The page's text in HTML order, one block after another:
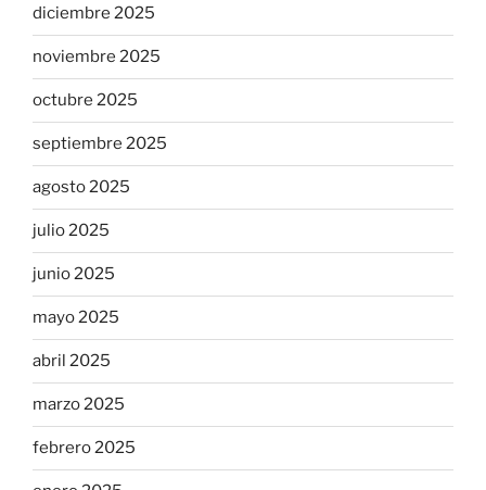
diciembre 2025
noviembre 2025
octubre 2025
septiembre 2025
agosto 2025
julio 2025
junio 2025
mayo 2025
abril 2025
marzo 2025
febrero 2025